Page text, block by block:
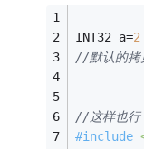
INT32 a=2
//默认的拷
//这样也行
#include